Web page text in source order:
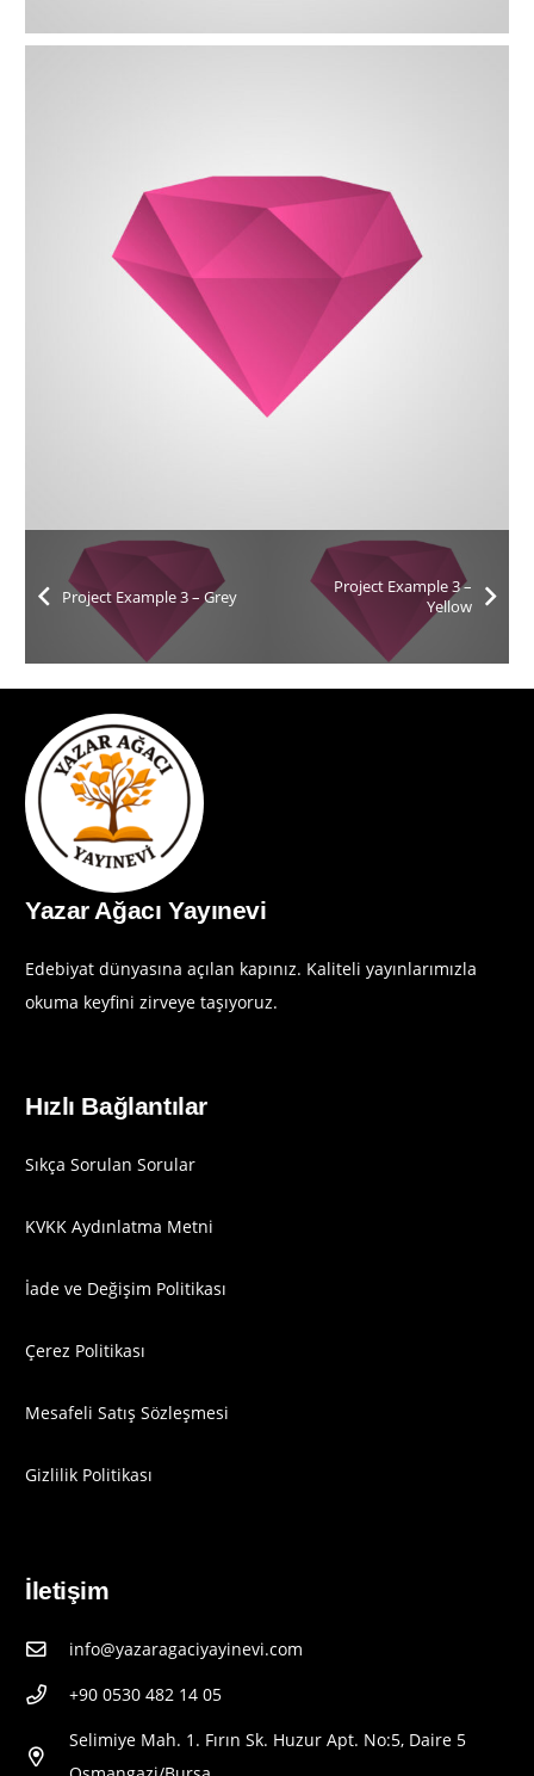
Project Example 3 – Grey
Project Example 3 –
Yellow
Yazar Ağacı Yayınevi
Edebiyat dünyasına açılan kapınız. Kaliteli yayınlarımızla
okuma keyfini zirveye taşıyoruz.
Hızlı Bağlantılar
Sıkça Sorulan Sorular
KVKK Aydınlatma Metni
İade ve Değişim Politikası
Çerez Politikası
Mesafeli Satış Sözleşmesi
Gizlilik Politikası
İletişim
info@yazaragaciyayinevi.com
+90 0530 482 14 05
Selimiye Mah. 1. Fırın Sk. Huzur Apt. No:5, Daire 5